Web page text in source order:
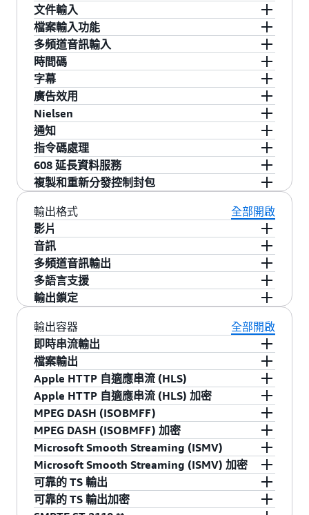
7 無縫保護切換
- 帶有 JPEG-2000 壓縮、PCM 音訊和字幕的 TR-
01
- SMPTE ST 2110-20 (未壓縮視訊) **、2110-22
(JPEG XS 壓縮視訊*) **、2110-30 (PCM) **、
2110-31 (AC3、EAC3)**、2110-40 (輔助資料) 與
SMPTE 2022-7 無縫保護切換 **、NMOS IS-04 探
索和註冊** 以及 NMOS IS-05 裝置連接管理**
- SMPTE ST 2022-6 與 SMPTE 2022-7 無縫保護切
換**
- SDI (未壓縮)，可選：SD-SDI、HD-SDI、3G-
SDI、12G-SDI、Quad 3G-SDI (4K)、Interleave
(4K)
- AWS Elemental MediaConnect、SRT 協定 (呼叫
者模式)
- 封裝網路輸入：Apple HLS TS 與混合音訊和視訊
- RTMPS
- RTSP
- 視訊編解碼器：
⦁ H.264 高達 4:2:2 10 位元
⦁ H.265 高達 4:2:2 10 位元，包括高動態範圍
(HDR) *
⦁ MPEG-2
⦁ Apple ProRes®
⦁ RAW
⦁ JPEG-2000
⦁ JPEG XS * **
- 音訊編解碼器：
⦁ AC-3 (杜比數位)
⦁ EAC-3 (杜比數位 Plus) *
⦁ Dolby E *
色或彩色
- 輸入故障移轉，包括高達 4K *** 的無縫熱備份
(雙解碼、單編碼)
- 用戶可設定
- 基於時間的錯誤 (「輸入丟失」、「視訊丟
失」、「音訊靜音」、「視訊凍結」、「視訊黑
色」)
- 基於事件的錯誤 (「傳輸錯誤指示器標誌」、
「連續性計數器錯誤」、「RTP 封包丟失」)
文件輸入
- 容器：MXF (AS-02、OP-1a-c、OP-2a-c、OP-
3c)、QuickTime、MPEG-4
- 封裝檔案：HLS
- 獨立的音訊和字幕輸入
- 來自 436M 輸入 MXF 檔案軌道的 OP-47 字幕
檔案輸入功能
- 獨立的音訊和視訊檔案
- 音訊延遲偏移
- 音訊 PID 追蹤
- 音訊語言追蹤
- 音訊軌道選擇
- MPEG-2 去區塊
- 來源檔案剪輯
快速搜尋
- 合併多個來源到單一輸出
- 多軌輸入的頻道選擇
- 僅音訊輸入
- Amazon S3 支援
- 每個輸入的靜態影像重疊
多頻道音訊輸入
- 每個剪輯音訊頻道指派
- 無限制音軌
時間碼
- 已嵌入時間碼來源
- 時間碼來源使用本機系統時鐘
- 覆寫時間碼日期
- 在指定的時間碼開始編碼
- 外部參考連接器
字幕
- Ancillary、DVB-Sub、SCTE-20、SCTE-27、
null、SCC、SMI、SRT、STL、Teletext、TTML、
ARIB、EBU-TT-D
- 來源 CC 頻道
- 608 至 708 向上轉換
廣告效用
- ESAM
- 透過 SCTE 35 或非同步 ESAM 訊息進行虛擬輸入
切換
- SCTE-35 拼接插件
- SCTE-35 含 APOS
- SCTE-35 提升
- SCTE-104 數字提示音直通
- 廣告效用空白
- 停電功能
Nielsen
- Nielsen ID3 認證
通知
- Web 回呼
- 電子郵件
指令碼處理
- 前處理和後處理指令碼
- 廣告有效期間的空白輸出
608 延長資料服務
- 第 21 行直通、重寫、剝離、插入
- 第 21 行直通、重寫、剝離、插入
複製和重新分發控制封包
輸出格式
全部開啟
影片
- H.264 (基線、主要、高達 4:2:2*)、4:2:2 High
Profile Intra 10 位元 *
- H.265 (主要、Main10 高達 4:2:2*) 包括 HDR
10、HLG 和 Dolby Vision HDR *
- JPEG XS *
- MPEG-2
- Apple® ProRes (高達 4:2:2 10 位元)
- 畫面擷取至 JPEG (縮圖建立、花式播放音軌)
- 僅限 I-Frame 模式
- 未壓縮
音訊
- AAC-LC、AAC-HEV1、AAC-HEV2 (MPEG-2、
MPEG-4、LATM/LOAS)
- 未壓縮 WAV、AIFF
- EAC-3 (杜比數位 Plus) *、EAC-3 直通
- Dolby Digital Plus 技術 (帶全景聲) *、Dolby
Digital Plus 技術 (帶全景聲直通)
- MPEG-1 第二層
- 僅音訊輸出支援 (TS、HLS、MSS、RTMP)
多頻道音訊輸出
- 每個剪輯音訊頻道指派
- 無限制音軌
多語言支援
- 遵循輸入類型 (ISO 639)
- 遵循語言代碼
- 插入語言代碼
輸出鎖定
輸出容器
全部開啟
即時串流輸出
- Adobe RTMP 串流 (RTMP、RTMPS)
- Apple HTTP 自適應串流 (HLS)
- Microsoft Smooth Streaming (ISMV)
- MPEG DASH (ISOBMFF)
- MPEG-2 Part 1、Systems、CableLabs 相容
(EBIF passthrough、EBP、PSI、RAI 分割標記)
(MPEG-TS)
- 即時協定 (RTP)
- 基於 UDP/IP 和 RTP/IP 的單節目和多節目傳輸
串流 (SPTS、MPTS) 以及 FEC
檔案輸出
- Apple QuickTime and ProRes (MOV)
- Sony XDCAM MXF (XDCAM)
- RAW YUV 或 RGB 格式 (未壓縮)
- MPEG-4 Part 12 (MP4)
Apple HTTP 自適應串流 (HLS)
- TS 或 fMP4 片段類型
- 位元組範圍偏移
- 單個檔案/多片段
- 片段長度
- 最小片段長度
- 自動上傳至 CDN
- 內容基礎 URL
- 資訊清單基礎 URL
Apple HTTP 自適應串流 (HLS) 加密
- AES CBC、CTR、EBC
- 主要提供者：1Mainstream、Conax、Inside
Secure、Irdeto、Piksel、PlayReady、Secure
Media、Cisco、Verimatrix、SPEKE
MPEG DASH (ISOBMFF)
- 具有 ULL 分塊傳輸的單個文件/多片段
- 片段長度
- 片段長度
- ULL 分塊編碼
- HbbTV 1.5 支援
- 基礎 URL
MPEG DASH (ISOBMFF) 加密
- DASH-CENC
- 主要提供者：Widevine、Piksel、SPEKE、
PlayReady
Microsoft Smooth Streaming (ISMV)
- 資訊清單層級編碼 (UTF-8、UTF-16)
- 折疊相同的音訊串流
Microsoft Smooth Streaming (ISMV) 加密
- AES CTR
- PlayReady 支援
可靠的 TS 輸出
- 交付至 AWS Elemental MediaConnect
可靠的 TS 輸出加密